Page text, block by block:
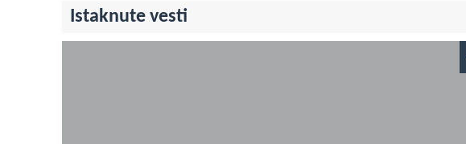
Istaknute vesti